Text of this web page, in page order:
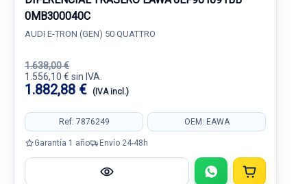
0MB300040C
AUDI E-TRON (GEN) 50 QUATTRO
1.638,00 €
1.556,10 € sin IVA.
1.882,88 € (IVA incl.)
Ref: 7876249 OEM: EAWA
Garantía 1 año Envío 24-48h